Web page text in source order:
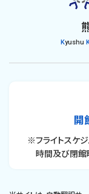
Kyushu
※フライトスケ
時間及び閉館